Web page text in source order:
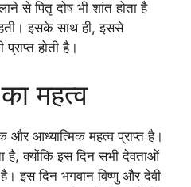
से पितृ दोष भी शांत होता है
इसके साथ ही, इससे
होती है।
का महत्व
और आध्यात्मिक महत्व प्राप्त है।
है, क्योंकि इस दिन सभी देवताओं
इस दिन भगवान विष्णु और देवी